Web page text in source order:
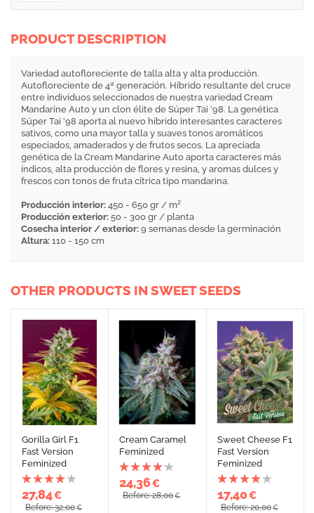
PRODUCT DESCRIPTION
Variedad autofloreciente de talla alta y alta producción.
Autofloreciente de 4ª generación. Híbrido resultante del cruce
entre individuos seleccionados de nuestra variedad Cream
Mandarine Auto y un clon élite de Súper Tai ’98. La genética
Súper Tai ’98 aporta al nuevo híbrido interesantes caracteres
sativos, como una mayor talla y suaves tonos aromáticos
especiados, amaderados y de frutos secos. La apreciada
genética de la Cream Mandarine Auto aporta caracteres más
índicos, alta producción de flores y resina, y aromas dulces y
frescos con tonos de fruta cítrica tipo mandarina.
Producción interior: 450 - 650 gr / m²
Producción exterior: 50 - 300 gr / planta
Cosecha interior / exterior: 9 semanas desde la germinación
Altura: 110 - 150 cm
OTHER PRODUCTS IN SWEET SEEDS
Gorilla Girl F1
Fast Version
Feminized
27,84€
Before: 32,00€
Cream Caramel
Feminized
24,36€
Before: 28,00€
Sweet Cheese F1
Fast Version
Feminized
17,40€
Before: 20,00€